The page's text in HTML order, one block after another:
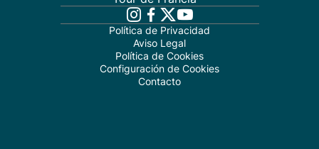
Política de Privacidad
Aviso Legal
Política de Cookies
Configuración de Cookies
Contacto